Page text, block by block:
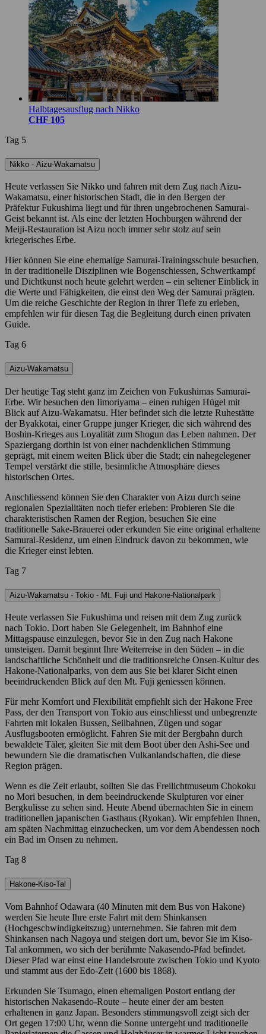
Halbtagesausflug nach Nikko
CHF 105
Tag 5
Nikko - Aizu-Wakamatsu
Heute verlassen Sie Nikko und fahren mit dem Zug nach Aizu-
Wakamatsu, einer historischen Stadt, die in den Bergen der
Präfektur Fukushima liegt und für ihren ungebrochenen Samurai-
Geist bekannt ist. Als eine der letzten Hochburgen während der
Meiji-Restauration ist Aizu noch immer sehr stolz auf sein
kriegerisches Erbe.
Hier können Sie eine ehemalige Samurai-Trainingsschule besuchen,
in der traditionelle Disziplinen wie Bogenschiessen, Schwertkampf
und Dichtkunst noch heute gelehrt werden – ein seltener Einblick in
die Werte und Fähigkeiten, die einst den Weg der Samurai prägten.
Um die reiche Geschichte der Region in ihrer Tiefe zu erleben,
empfehlen wir für diesen Tag die Begleitung durch einen privaten
Guide.
Tag 6
Aizu-Wakamatsu
Der heutige Tag steht ganz im Zeichen von Fukushimas Samurai-
Erbe. Wir besuchen den Iimoriyama – einen ruhigen Hügel mit
Blick auf Aizu-Wakamatsu. Hier befindet sich die letzte Ruhestätte
der Byakkotai, einer Gruppe junger Krieger, die sich während des
Boshin-Krieges aus Loyalität zum Shogun das Leben nahmen. Der
Spaziergang dorthin ist von einer nachdenklichen Stimmung
geprägt, mit einem weiten Blick über die Stadt; ein nahegelegener
Tempel verstärkt die stille, besinnliche Atmosphäre dieses
historischen Ortes.
Anschliessend können Sie den Charakter von Aizu durch seine
regionalen Spezialitäten noch tiefer erleben: Probieren Sie die
charakteristischen Ramen der Region, besuchen Sie eine
traditionelle Sake-Brauerei oder erkunden Sie eine original erhaltene
Samurai-Residenz, um einen Eindruck davon zu bekommen, wie
die Krieger einst lebten.
Tag 7
Aizu-Wakamatsu - Tokio - Mt. Fuji und Hakone-Nationalpark
Heute verlassen Sie Fukushima und reisen mit dem Zug zurück
nach Tokio. Dort haben Sie Gelegenheit, im Bahnhof eine
Mittagspause einzulegen, bevor Sie in den Zug nach Hakone
umsteigen. Damit beginnt Ihre Weiterreise in den Süden – in die
landschaftliche Schönheit und die traditionsreiche Onsen-Kultur des
Hakone-Nationalparks, von dem aus Sie bei klarer Sicht einen
beeindruckenden Blick auf den Mt. Fuji geniessen können.
Für mehr Komfort und Flexibilität empfiehlt sich der Hakone Free
Pass, der den Transport von Tokio aus einschliesst und unbegrenzte
Fahrten mit lokalen Bussen, Seilbahnen, Zügen und sogar
Ausflugsbooten ermöglicht. Fahren Sie mit der Bergbahn durch
bewaldete Täler, gleiten Sie mit dem Boot über den Ashi-See und
bewundern Sie die dramatischen Vulkanlandschaften, die diese
Region prägen.
Wenn es die Zeit erlaubt, sollten Sie das Freilichtmuseum Chokoku
no Mori besuchen, in dem beeindruckende Skulpturen vor einer
Bergkulisse zu sehen sind. Heute Abend übernachten Sie in einem
traditionellen japanischen Gasthaus (Ryokan). Wir empfehlen Ihnen,
am späten Nachmittag einzuchecken, um vor dem Abendessen noch
ein Bad im Onsen zu nehmen.
Tag 8
Hakone-Kiso-Tal
Vom Bahnhof Odawara (40 Minuten mit dem Bus von Hakone)
werden Sie heute Ihre erste Fahrt mit dem Shinkansen
(Hochgeschwindigkeitszug) unternehmen. Sie fahren mit dem
Shinkansen nach Nagoya und steigen dort um, bevor Sie im Kiso-
Tal ankommen, wo sich der berühmte Nakasendo-Pfad befindet.
Dieser Pfad war einst eine Handelsroute zwischen Tokio und Kyoto
und stammt aus der Edo-Zeit (1600 bis 1868).
Erkunden Sie Tsumago, einen ehemaligen Postort entlang der
historischen Nakasendo-Route – heute einer der am besten
erhaltenen in ganz Japan. Besonders stimmungsvoll zeigt sich der
Ort gegen 17:00 Uhr, wenn die Sonne untergeht und traditionelle